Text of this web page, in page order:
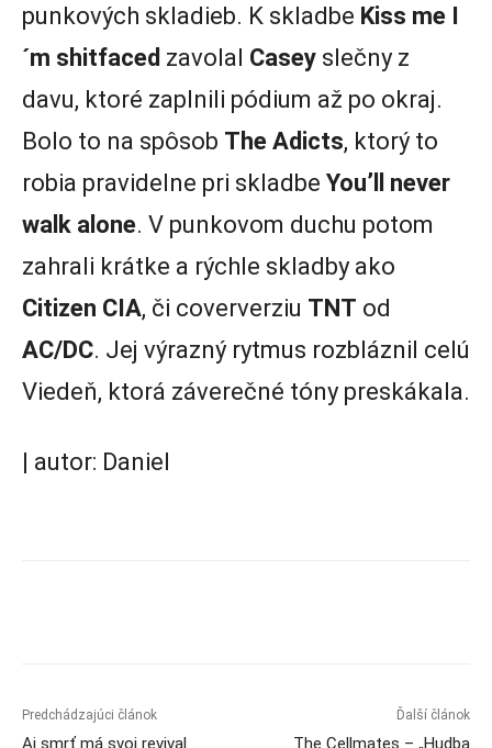
punkových skladieb. K skladbe Kiss me I
´m shitfaced zavolal Casey slečny z
davu, ktoré zaplnili pódium až po okraj.
Bolo to na spôsob The Adicts, ktorý to
robia pravidelne pri skladbe You’ll never
walk alone. V punkovom duchu potom
zahrali krátke a rýchle skladby ako
Citizen CIA, či coververziu TNT od
AC/DC. Jej výrazný rytmus rozbláznil celú
Viedeň, ktorá záverečné tóny preskákala.
| autor: Daniel
Predchádzajúci článok
Aj smrť má svoj revival
Ďalší článok
The Cellmates – „Hudba